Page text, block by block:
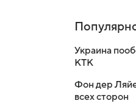
Украина
КТК
Фон дер
всех сторон